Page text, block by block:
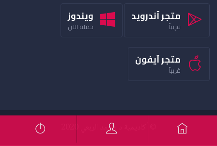
متجر آندرويد
قريباً
ويندوز
حمله الآن
متجر آيفون
قريباً
© أكاديمية د محمد الربعي 2020